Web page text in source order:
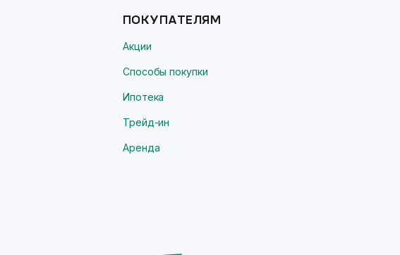
ПОКУПАТЕЛЯМ
Акции
Способы покупки
Ипотека
Трейд-ин
Аренда